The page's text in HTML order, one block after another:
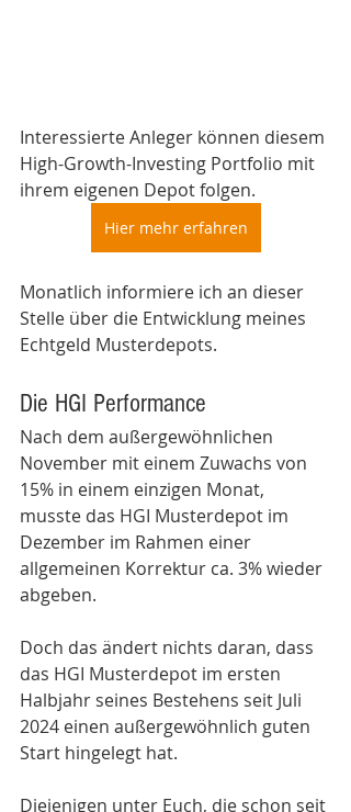
Interessierte Anleger können diesem
High-Growth-Investing Portfolio mit
ihrem eigenen Depot folgen.
Hier mehr erfahren
Monatlich informiere ich an dieser
Stelle über die Entwicklung meines
Echtgeld Musterdepots.
Die HGI Performance
Nach dem außergewöhnlichen
November mit einem Zuwachs von
15% in einem einzigen Monat,
musste das HGI Musterdepot im
Dezember im Rahmen einer
allgemeinen Korrektur ca. 3% wieder
abgeben.
Doch das ändert nichts daran, dass
das HGI Musterdepot im ersten
Halbjahr seines Bestehens seit Juli
2024 einen außergewöhnlich guten
Start hingelegt hat.
Diejenigen unter Euch, die schon seit